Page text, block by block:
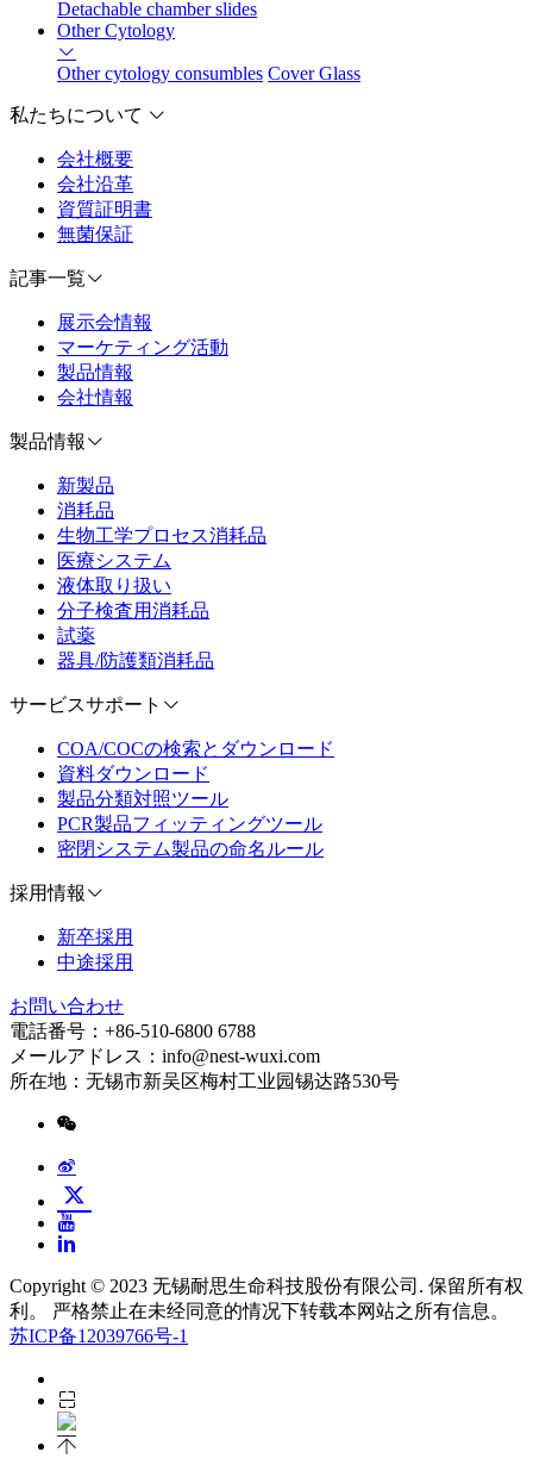
Detachable chamber slides
Other Cytology
Other cytology consumbles Cover Glass
私たちについて
会社概要
会社沿革
資質証明書
無菌保証
記事一覧
展示会情報
マーケティング活動
製品情報
会社情報
製品情報
新製品
消耗品
生物工学プロセス消耗品
医療システム
液体取り扱い
分子検査用消耗品
試薬
器具/防護類消耗品
サービスサポート
COA/COCの検索とダウンロード
資料ダウンロード
製品分類対照ツール
PCR製品フィッティングツール
密閉システム製品の命名ルール
採用情報
新卒採用
中途採用
お問い合わせ
電話番号：+86-510-6800 6788
メールアドレス：info@nest-wuxi.com
所在地：无锡市新吴区梅村工业园锡达路530号
Copyright © 2023 无锡耐思生命科技股份有限公司. 保留所有权
利。 严格禁止在未经同意的情况下转载本网站之所有信息。
苏ICP备12039766号-1